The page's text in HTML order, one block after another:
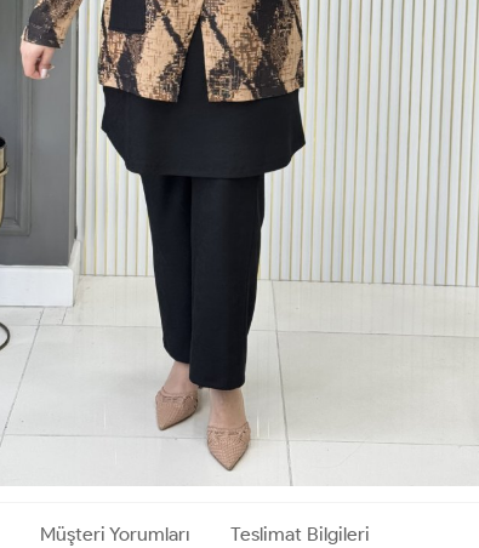
Müşteri Yorumları Teslimat Bilgileri